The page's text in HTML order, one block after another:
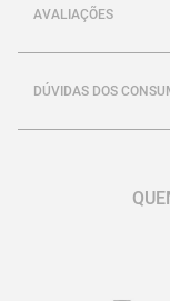
AVALIAÇÕES
DÚVIDAS DOS